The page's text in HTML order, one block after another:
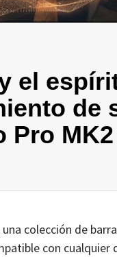
el
de
Pro MK2
una colección de
con cualquier